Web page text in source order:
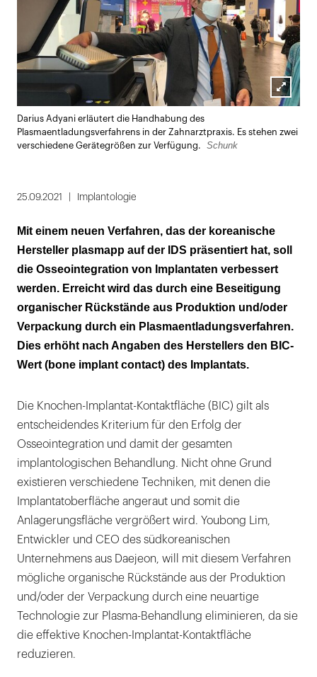
Lightbox
Darius Adyani erläutert die Handhabung des
Plasmaentladungsverfahrens in der Zahnarztpraxis. Es stehen zwei
verschiedene Gerätegrößen zur Verfügung.
Schunk
25.09.2021 Implantologie
Mit einem neuen Verfahren, das der koreanische
Hersteller plasmapp auf der IDS präsentiert hat, soll
die Osseointegration von Implantaten verbessert
werden. Erreicht wird das durch eine Beseitigung
organischer Rückstände aus Produktion und/oder
Verpackung durch ein Plasmaentladungsverfahren.
Dies erhöht nach Angaben des Herstellers den BIC-
Wert (bone implant contact) des Implantats.
Die Knochen-Implantat-Kontaktfläche (BIC) gilt als
entscheidendes Kriterium für den Erfolg der
Osseointegration und damit der gesamten
implantologischen Behandlung. Nicht ohne Grund
existieren verschiedene Techniken, mit denen die
Implantatoberfläche angeraut und somit die
Anlagerungsfläche vergrößert wird. Youbong Lim,
Entwickler und CEO des südkoreanischen
Unternehmens aus Daejeon, will mit diesem Verfahren
mögliche organische Rückstände aus der Produktion
und/oder der Verpackung durch eine neuartige
Technologie zur Plasma-Behandlung eliminieren, da sie
die effektive Knochen-Implantat-Kontaktfläche
reduzieren.